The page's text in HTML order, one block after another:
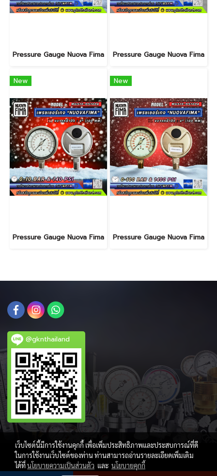
Pressure Gauge Nuova Fima Pressure Gauge Nuova Fima
New
Pressure Gauge Nuova Fima
New
Pressure Gauge Nuova Fima
@gknthailand
เว็บไซต์นี้มีการใช้งานคุกกี้ เพื่อเพิ่มประสิทธิภาพและประสบการณ์ที่ดี
ในการใช้งานเว็บไซต์ของท่าน ท่านสามารถอ่านรายละเอียดเพิ่มเติม
ได้ที่นโยบายความเป็นส่วนตัว และ นโยบายคุกกี้